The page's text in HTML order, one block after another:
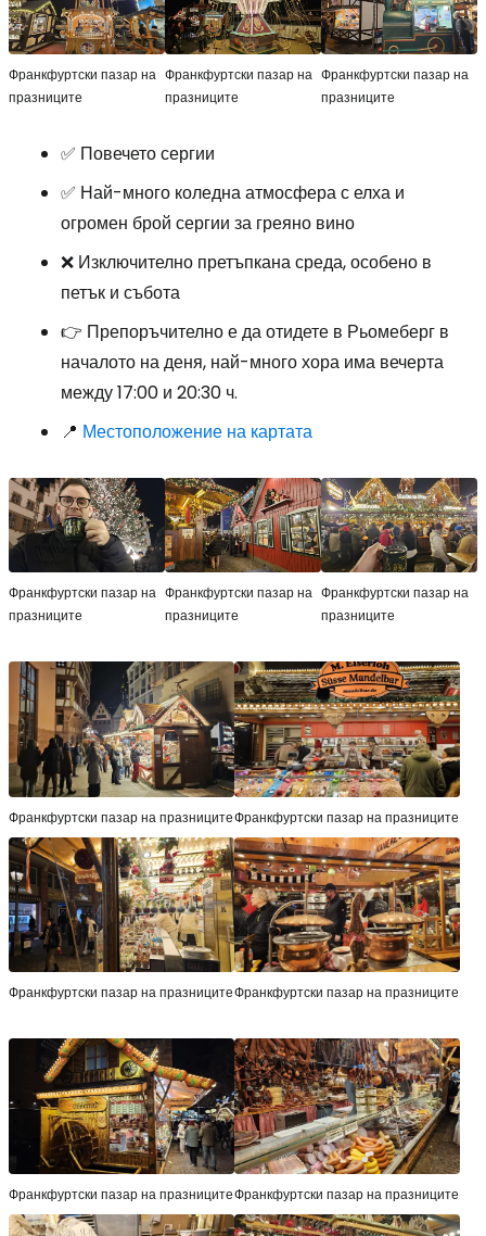
Франкфуртски пазар на
празниците
Франкфуртски пазар на
празниците
Франкфуртски пазар на
празниците
✅ Повечето сергии
✅ Най-много коледна атмосфера с елха и
огромен брой сергии за греяно вино
❌ Изключително претъпкана среда, особено в
петък и събота
👉 Препоръчително е да отидете в Рьомеберг в
началото на деня, най-много хора има вечерта
между 17:00 и 20:30 ч.
📍 Местоположение на картата
Франкфуртски пазар на
празниците
Франкфуртски пазар на
празниците
Франкфуртски пазар на
празниците
Франкфуртски пазар на празницитеФранкфуртски пазар на празниците
Франкфуртски пазар на празницитеФранкфуртски пазар на празниците
Франкфуртски пазар на празницитеФранкфуртски пазар на празниците